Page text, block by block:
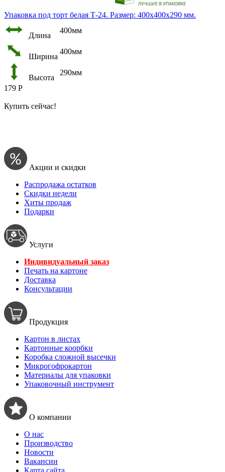
Упаковка под торт белая Т-24. Размер: 400х400х290 мм.
Длина
400мм
Ширина
400мм
Высота
290мм
179 Р
Купить сейчас!
Акции и скидки
Распродажа остатков
Скидки недели
Хиты продаж
Подарки
Услуги
Индивидуальный заказ
Печать на картоне
Доставка
Консультации
Продукция
Картон в листах
Картонные коорбки
Коробка сложной высечки
Микрогофрокартон
Материалы для упаковки
Упаковочный инструмент
О компании
О нас
Производство
Новости
Вакансии
Карта сайта